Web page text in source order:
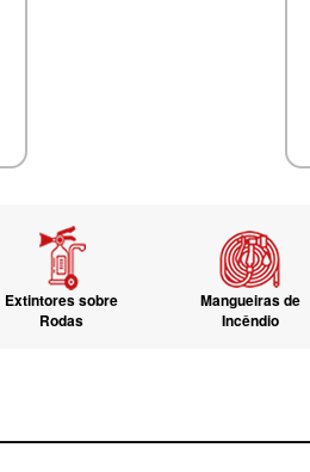
Extintores sobre
Rodas
Mangueiras de
Incêndio